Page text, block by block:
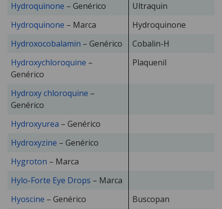
Hydroquinone – Genérico
Ultraquin
Hydroquinone – Marca
Hydroquinone
Hydroxocobalamin – Genérico
Cobalin-H
Hydroxychloroquine –
Genérico
Plaquenil
Hydroxy chloroquine –
Genérico
Hydroxyurea – Genérico
Hydroxyzine – Genérico
Hygroton – Marca
Hylo-Forte Eye Drops – Marca
Hyoscine – Genérico
Buscopan